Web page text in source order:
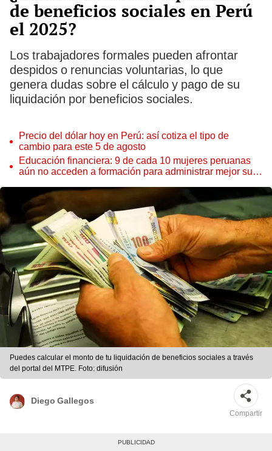
de beneficios sociales en Perú
el 2025?
Los trabajadores formales pueden afrontar
despidos o renuncias voluntarias, lo que
genera dudas sobre el cálculo y pago de su
liquidación por beneficios sociales.
Precio del dólar hoy en Perú: así cotiza el tipo de
cambio para este 5 de agosto
Educación financiera: 9 de cada 10 mujeres peruanas
aún no acceden a formación para administrar mejor su
Puedes calcular el monto de tu liquidación de beneficios sociales a través
del portal del MTPE. Foto: difusión
Diego Gallegos
Compartir